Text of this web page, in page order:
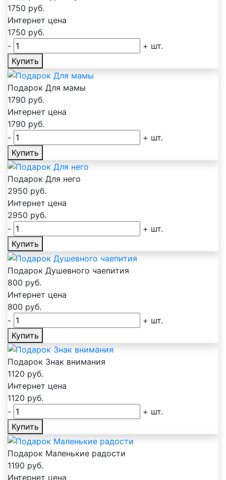
1750 руб.
Интернет цена
1750 руб.
-
+ шт.
Купить
Подарок Для мамы
1790 руб.
Интернет цена
1790 руб.
-
+ шт.
Купить
Подарок Для него
2950 руб.
Интернет цена
2950 руб.
-
+ шт.
Купить
Подарок Душевного чаепития
800 руб.
Интернет цена
800 руб.
-
+ шт.
Купить
Подарок Знак внимания
1120 руб.
Интернет цена
1120 руб.
-
+ шт.
Купить
Подарок Маленькие радости
1190 руб.
Интернет цена